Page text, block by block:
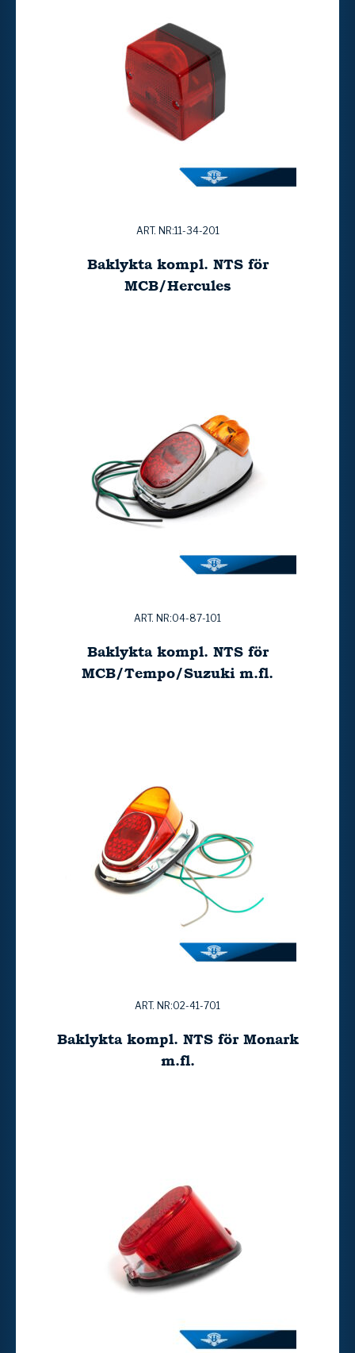
ART. NR:11-34-201
Baklykta kompl. NTS för
MCB/Hercules
ART. NR:04-87-101
Baklykta kompl. NTS för
MCB/Tempo/Suzuki m.fl.
ART. NR:02-41-701
Baklykta kompl. NTS för Monark
m.fl.